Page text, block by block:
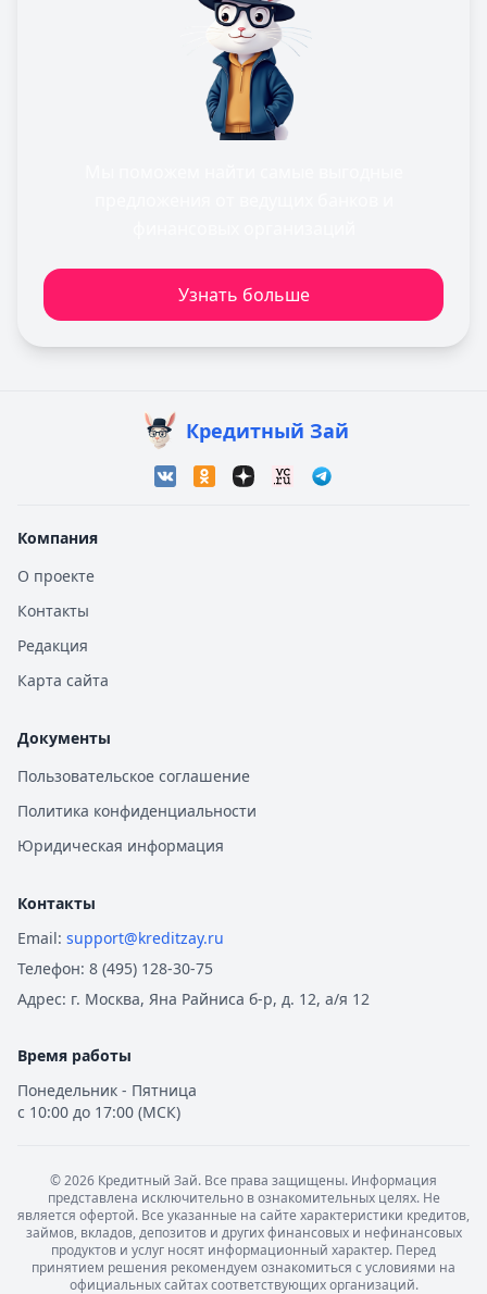
Узнать больше
Кредитный Зай
Компания
О проекте
Контакты
Редакция
Карта сайта
Документы
Пользовательское соглашение
Политика конфиденциальности
Юридическая информация
Контакты
Email: support@kreditzay.ru
Телефон: 8 (495) 128-30-75
Адрес: г. Москва, Яна Райниса б-р, д. 12, а/я 12
Время работы
Понедельник - Пятница
с 10:00 до 17:00 (МСК)
©2026 Кредитный Зай. Все права защищены. Информация
представлена исключительно в ознакомительных целях. Не
является офертой. Все указанные на сайте характеристики кредитов,
займов, вкладов, депозитов и других финансовых и нефинансовых
продуктов и услуг носят информационный характер. Перед
принятием решения рекомендуем ознакомиться с условиями на
официальных сайтах соответствующих организаций.